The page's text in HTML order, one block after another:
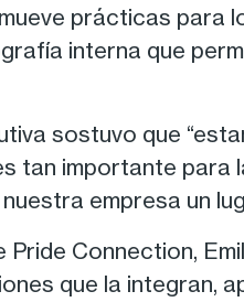
prácticas para
interna que
sostuvo que
tan importante
empresa un
Connection,
que la integran,